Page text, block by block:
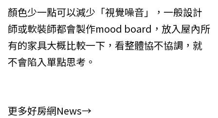
顏色少一點可以減少「視覺噪音」，一般設計
師或軟裝師都會製作mood board，放入屋內所
有的家具大概比較一下，看整體協不協調，就
不會陷入單點思考。
更多好房網News→